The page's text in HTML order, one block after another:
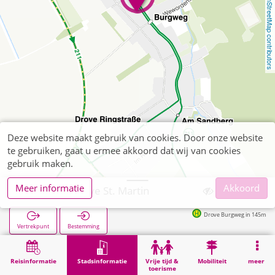
OpenStreetMap contributors
Reisinformatie Stadsinformatie
Vrije tijd &
toerisme
Mobiliteit meer
Kreuzau, Drove St. Martin
Vertrekpunt Bestemming
Drove Burgweg in 145m
Stadsinformatie Kreuzau, Drove St. Martin
Deze website maakt gebruik van cookies. Door onze website
te gebruiken, gaat u ermee akkoord dat wij van cookies
gebruik maken.
Meer informatie
Akkoord